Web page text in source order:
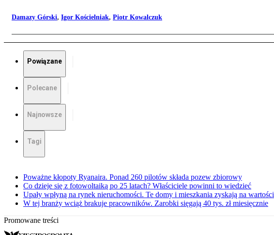
Damazy Górski, Igor Kościelniak, Piotr Kowalczuk
Powiązane
Polecane
Najnowsze
Tagi
Poważne kłopoty Ryanaira. Ponad 260 pilotów składa pozew zbiorowy
Co dzieje się z fotowoltaiką po 25 latach? Właściciele powinni to wiedzieć
Upały wpłyną na rynek nieruchomości. Te domy i mieszkania zyskają na wartości
W tej branży wciąż brakuje pracowników. Zarobki sięgają 40 tys. zł miesięcznie
Promowane treści